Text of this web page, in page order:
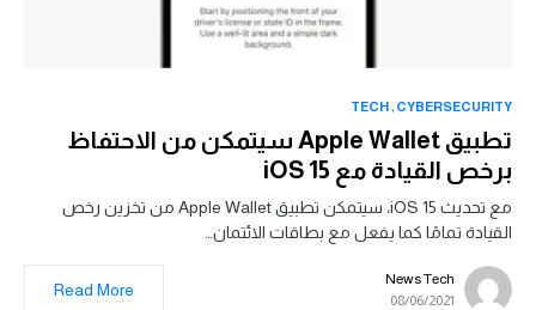
CYBERSECURITY
TECH
تطبيق Apple Wallet سيتمكن من الاحتفاظ
برخص القيادة مع iOS 15
مع تحديث iOS 15، سيتمكن تطبيق Apple Wallet من تخزين رخص
القيادة تمامًا كما يفعل مع بطاقات الائتمان…
News Tech
08/06/2021
Read More